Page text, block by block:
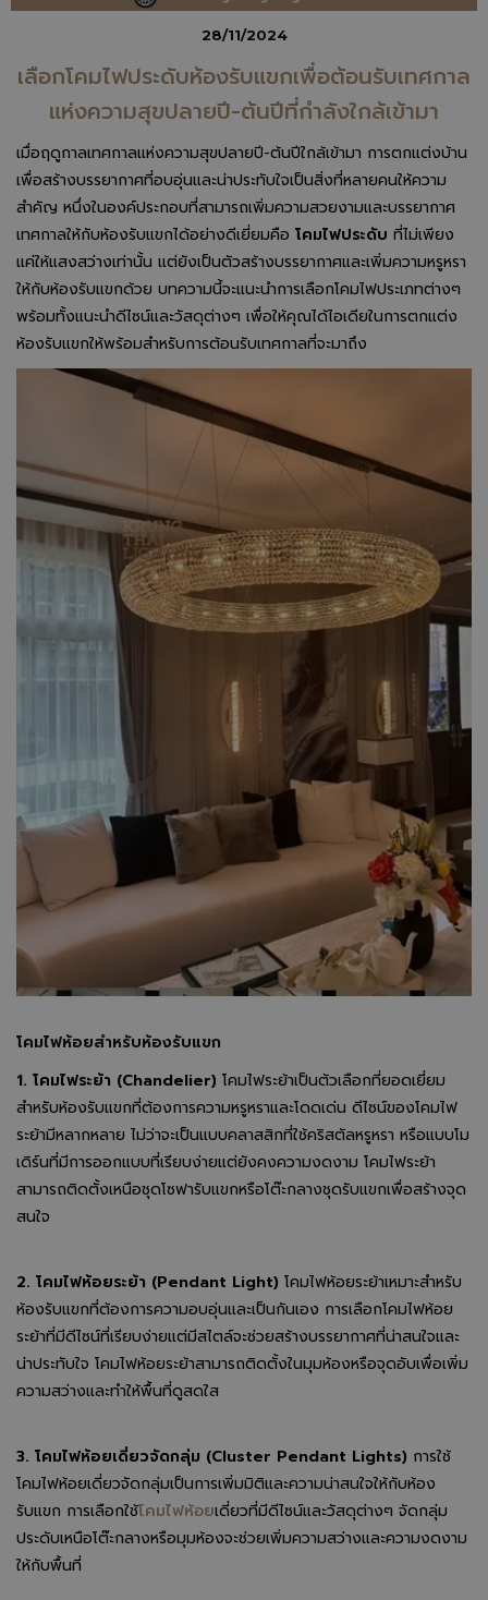
28/11/2024
เลือกโคมไฟประดับห้องรับแขกเพื่อต้อนรับเทศกาล
แห่งความสุขปลายปี-ต้นปีที่กำลังใกล้เข้ามา
เมื่อฤดูกาลเทศกาลแห่งความสุขปลายปี-ต้นปีใกล้เข้ามา การตกแต่งบ้าน
เพื่อสร้างบรรยากาศที่อบอุ่นและน่าประทับใจเป็นสิ่งที่หลายคนให้ความ
สำคัญ หนึ่งในองค์ประกอบที่สามารถเพิ่มความสวยงามและบรรยากาศ
เทศกาลให้กับห้องรับแขกได้อย่างดีเยี่ยมคือ โคมไฟประดับ ที่ไม่เพียง
แค่ให้แสงสว่างเท่านั้น แต่ยังเป็นตัวสร้างบรรยากาศและเพิ่มความหรูหรา
ให้กับห้องรับแขกด้วย บทความนี้จะแนะนำการเลือกโคมไฟประเภทต่างๆ
พร้อมทั้งแนะนำดีไซน์และวัสดุต่างๆ เพื่อให้คุณได้ไอเดียในการตกแต่ง
ห้องรับแขกให้พร้อมสำหรับการต้อนรับเทศกาลที่จะมาถึง
โคมไฟห้อยสำหรับห้องรับแขก
1. โคมไฟระย้า (Chandelier) โคมไฟระย้าเป็นตัวเลือกที่ยอดเยี่ยม
สำหรับห้องรับแขกที่ต้องการความหรูหราและโดดเด่น ดีไซน์ของโคมไฟ
ระย้ามีหลากหลาย ไม่ว่าจะเป็นแบบคลาสสิกที่ใช้คริสตัลหรูหรา หรือแบบโม
เดิร์นที่มีการออกแบบที่เรียบง่ายแต่ยังคงความงดงาม โคมไฟระย้า
สามารถติดตั้งเหนือชุดโซฟารับแขกหรือโต๊ะกลางชุดรับแขกเพื่อสร้างจุด
สนใจ
2. โคมไฟห้อยระย้า (Pendant Light) โคมไฟห้อยระย้าเหมาะสำหรับ
ห้องรับแขกที่ต้องการความอบอุ่นและเป็นกันเอง การเลือกโคมไฟห้อย
ระย้าที่มีดีไซน์ที่เรียบง่ายแต่มีสไตล์จะช่วยสร้างบรรยากาศที่น่าสนใจและ
น่าประทับใจ โคมไฟห้อยระย้าสามารถติดตั้งในมุมห้องหรือจุดอับเพื่อเพิ่ม
ความสว่างและทำให้พื้นที่ดูสดใส
3. โคมไฟห้อยเดี่ยวจัดกลุ่ม (Cluster Pendant Lights) การใช้
โคมไฟห้อยเดี่ยวจัดกลุ่มเป็นการเพิ่มมิติและความน่าสนใจให้กับห้อง
รับแขก การเลือกใช้โคมไฟห้อยเดี่ยวที่มีดีไซน์และวัสดุต่างๆ จัดกลุ่ม
ประดับเหนือโต๊ะกลางหรือมุมห้องจะช่วยเพิ่มความสว่างและความงดงาม
ให้กับพื้นที่